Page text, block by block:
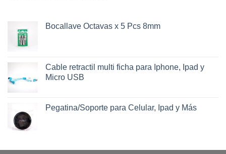
Bocallave Octavas x 5 Pcs 8mm
Cable retractil multi ficha para Iphone, Ipad y
Micro USB
Pegatina/Soporte para Celular, Ipad y Más